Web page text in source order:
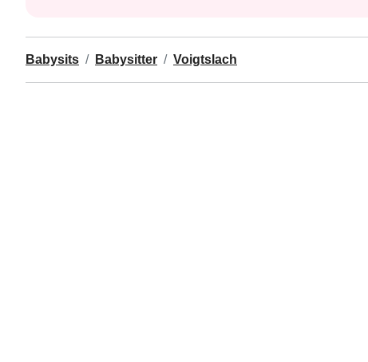
Babysits Babysitter Voigtslach